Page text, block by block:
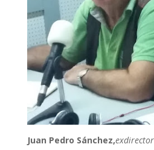
Juan Pedro Sánchez,